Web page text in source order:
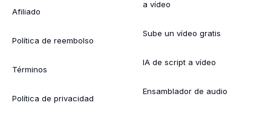
Afiliado
Política de reembolso
Términos
Política de privacidad
a vídeo
Sube un vídeo gratis
IA de script a vídeo
Ensamblador de audio